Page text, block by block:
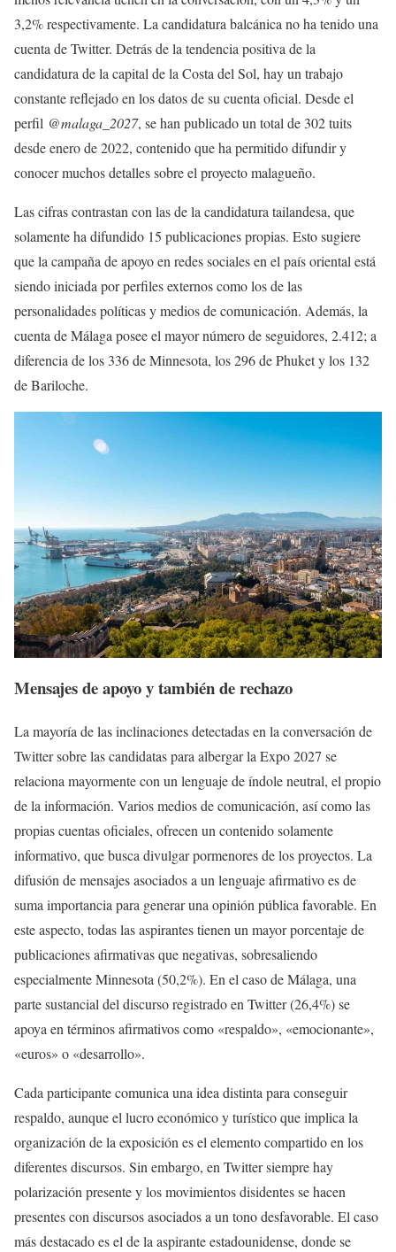
3,2% respectivamente. La candidatura balcánica no ha tenido una
cuenta de Twitter. Detrás de la tendencia positiva de la
candidatura de la capital de la Costa del Sol, hay un trabajo
constante reflejado en los datos de su cuenta oficial. Desde el
perfil @malaga_2027, se han publicado un total de 302 tuits
desde enero de 2022, contenido que ha permitido difundir y
conocer muchos detalles sobre el proyecto malagueño.
Las cifras contrastan con las de la candidatura tailandesa, que
solamente ha difundido 15 publicaciones propias. Esto sugiere
que la campaña de apoyo en redes sociales en el país oriental está
siendo iniciada por perfiles externos como los de las
personalidades políticas y medios de comunicación. Además, la
cuenta de Málaga posee el mayor número de seguidores, 2.412; a
diferencia de los 336 de Minnesota, los 296 de Phuket y los 132
de Bariloche.
Mensajes de apoyo y también de rechazo
La mayoría de las inclinaciones detectadas en la conversación de
Twitter sobre las candidatas para albergar la Expo 2027 se
relaciona mayormente con un lenguaje de índole neutral, el propio
de la información. Varios medios de comunicación, así como las
propias cuentas oficiales, ofrecen un contenido solamente
informativo, que busca divulgar pormenores de los proyectos. La
difusión de mensajes asociados a un lenguaje afirmativo es de
suma importancia para generar una opinión pública favorable. En
este aspecto, todas las aspirantes tienen un mayor porcentaje de
publicaciones afirmativas que negativas, sobresaliendo
especialmente Minnesota (50,2%). En el caso de Málaga, una
parte sustancial del discurso registrado en Twitter (26,4%) se
apoya en términos afirmativos como «respaldo», «emocionante»,
«euros» o «desarrollo».
Cada participante comunica una idea distinta para conseguir
respaldo, aunque el lucro económico y turístico que implica la
organización de la exposición es el elemento compartido en los
diferentes discursos. Sin embargo, en Twitter siempre hay
polarización presente y los movimientos disidentes se hacen
presentes con discursos asociados a un tono desfavorable. El caso
más destacado es el de la aspirante estadounidense, donde se